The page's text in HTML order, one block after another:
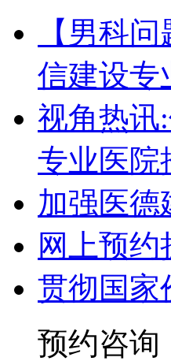
【男科
信建设专
视角热讯
专业医院
加强医德
网上预
贯彻国家
预约咨询